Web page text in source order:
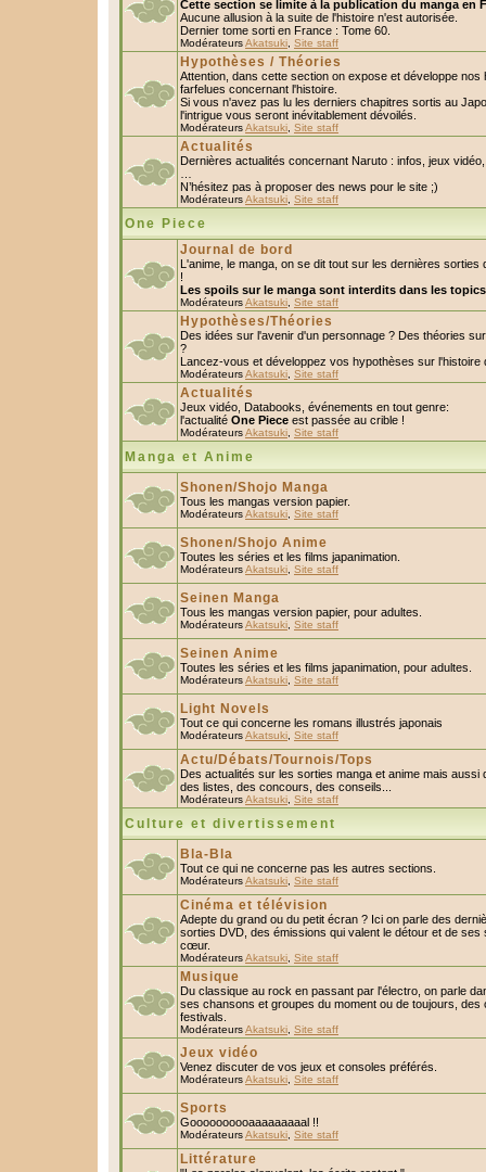
Cette section se limite à la publication du manga en
Aucune allusion à la suite de l'histoire n'est autorisée.
Dernier tome sorti en France : Tome 60.
ModérateursAkatsuki Site staff
Hypothèses / Théories
Attention, dans cette section on expose et développe nos
farfelues concernant l'histoire.
Si vous n'avez pas lu les derniers chapitres sortis au
l'intrigue vous seront inévitablement dévoilés.
ModérateursAkatsuki Site staff
Actualités
Dernières actualités concernant Naruto : infos, jeux
N’hésitez pas à proposer des news pour le site ;)
ModérateursAkatsuki Site staff
One Piece
Journal de bord
L'anime, le manga, on se dit tout sur les dernières sorties
!
Les spoils sur le manga sont interdits dans les
ModérateursAkatsuki Site staff
Hypothèses/Théories
Des idées sur l'avenir d'un personnage ? Des théories
?
Lancez-vous et développez vos hypothèses sur l'histoire
ModérateursAkatsuki Site staff
Actualités
Jeux vidéo, Databooks, événements en tout genre:
l'actualité One Piece est passée au crible !
ModérateursAkatsuki Site staff
Manga et Anime
Shonen/Shojo Manga
Tous les mangas version papier.
ModérateursAkatsuki Site staff
Shonen/Shojo Anime
Toutes les séries et les films japanimation.
ModérateursAkatsuki Site staff
Seinen Manga
Tous les mangas version papier, pour adultes.
ModérateursAkatsuki Site staff
Seinen Anime
Toutes les séries et les films japanimation, pour adultes.
ModérateursAkatsuki Site staff
Light Novels
Tout ce qui concerne les romans illustrés japonais
ModérateursAkatsuki Site staff
Actu/Débats/Tournois/Tops
Des actualités sur les sorties manga et anime mais aussi
des listes, des concours, des conseils...
ModérateursAkatsuki Site staff
Culture et divertissement
Bla-Bla
Tout ce qui ne concerne pas les autres sections.
ModérateursAkatsuki Site staff
Cinéma et télévision
Adepte du grand ou du petit écran ? Ici on parle des
sorties DVD, des émissions qui valent le détour et de ses
cœur.
ModérateursAkatsuki Site staff
Musique
Du classique au rock en passant par l'électro, on parle
ses chansons et groupes du moment ou de toujours, des
festivals.
ModérateursAkatsuki Site staff
Jeux vidéo
Venez discuter de vos jeux et consoles préférés.
ModérateursAkatsuki Site staff
Sports
Goooooooooaaaaaaaaal !!
ModérateursAkatsuki Site staff
Littérature